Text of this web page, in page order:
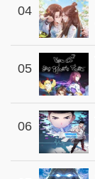
04
05
06